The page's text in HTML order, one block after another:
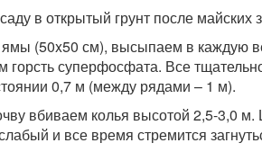
в открытый грунт после майских
ямы (50x50 см), высыпаем в каждую
горсть суперфосфата. Все
0,7 м (между рядами – 1 м).
вбиваем колья высотой 2,5-3,0
и все время стремится